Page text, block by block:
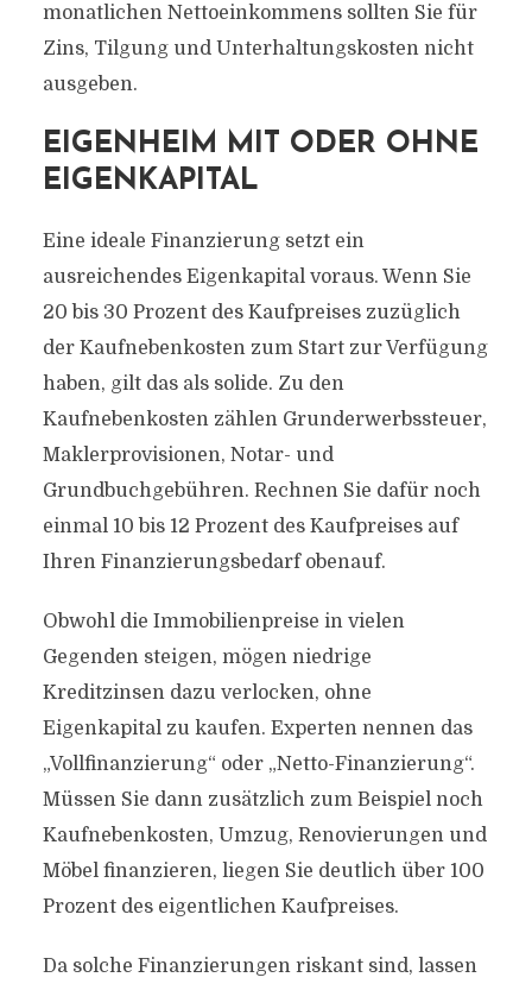
monatlichen Nettoeinkommens sollten Sie für
Zins, Tilgung und Unterhaltungskosten nicht
ausgeben.
EIGENHEIM MIT ODER OHNE
EIGENKAPITAL
Eine ideale Finanzierung setzt ein
ausreichendes Eigenkapital voraus. Wenn Sie
20 bis 30 Prozent des Kaufpreises zuzüglich
der Kaufnebenkosten zum Start zur Verfügung
haben, gilt das als solide. Zu den
Kaufnebenkosten zählen Grunderwerbssteuer,
Maklerprovisionen, Notar- und
Grundbuchgebühren. Rechnen Sie dafür noch
einmal 10 bis 12 Prozent des Kaufpreises auf
Ihren Finanzierungsbedarf obenauf.
Obwohl die Immobilienpreise in vielen
Gegenden steigen, mögen niedrige
Kreditzinsen dazu verlocken, ohne
Eigenkapital zu kaufen. Experten nennen das
„Vollfinanzierung“ oder „Netto-Finanzierung“.
Müssen Sie dann zusätzlich zum Beispiel noch
Kaufnebenkosten, Umzug, Renovierungen und
Möbel finanzieren, liegen Sie deutlich über 100
Prozent des eigentlichen Kaufpreises.
Da solche Finanzierungen riskant sind, lassen